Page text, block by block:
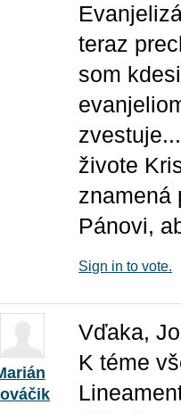
teraz
som
živote
znamená
Pánovi,
Sign in to vote.
Vďaka,
K téme